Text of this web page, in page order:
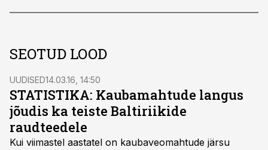
SEOTUD LOOD
UUDISED14.03.16, 14:50
STATISTIKA: Kaubamahtude langus
jõudis ka teiste Baltiriikide
raudteedele
Kui viimastel aastatel on kaubaveomahtude järsu